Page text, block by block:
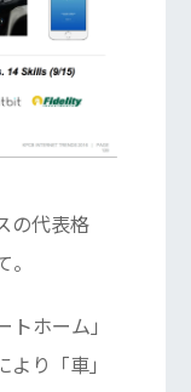
の代表格
ホーム」
り「車」